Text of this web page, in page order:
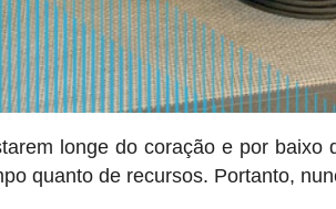
longe do coração e por baixo
quanto de recursos. Portanto,